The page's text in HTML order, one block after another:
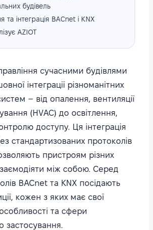
будівель
та інтеграція BACnet і KNX
AZIOT
сучасними будівлями
інтеграції різноманітних
– від опалення, вентиляції
(HVAC) до освітлення,
доступу. Ця інтеграція
стандартизованих протоколів
пристроям різних
між собою. Серед
BACnet та KNX посідають
кожен з яких має свої
та сфери
застосування.